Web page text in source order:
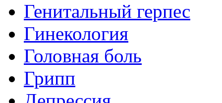
Генитальный герпес
Гинекология
Головная боль
Грипп